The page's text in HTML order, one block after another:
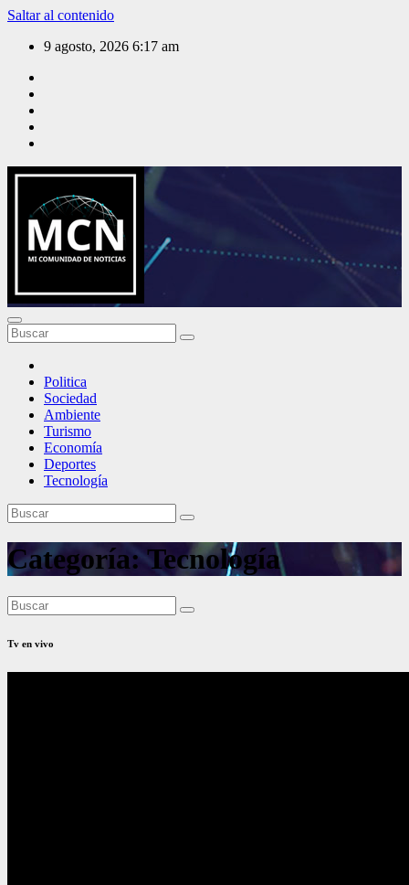
Saltar al contenido
9 agosto, 2026 6:17 am
Mi Comunidad de Noticias
Politica
Sociedad
Ambiente
Turismo
Economía
Deportes
Tecnología
Categoría:Tecnología
Tv en vivo